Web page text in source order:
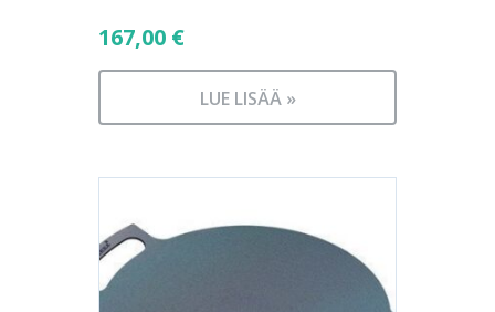
167,00 €
LUE LISÄÄ »